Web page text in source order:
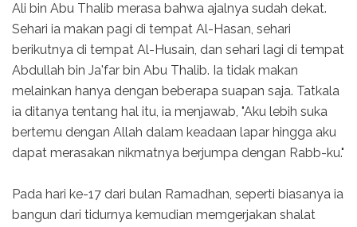
Ali bin Abu Thalib merasa bahwa ajalnya sudah dekat.
Sehari ia makan pagi di tempat Al-Hasan, sehari
berikutnya di tempat Al-Husain, dan sehari lagi di tempat
Abdullah bin Ja'far bin Abu Thalib. Ia tidak makan
melainkan hanya dengan beberapa suapan saja. Tatkala
ia ditanya tentang hal itu, ia menjawab, "Aku lebih suka
bertemu dengan Allah dalam keadaan lapar hingga aku
dapat merasakan nikmatnya berjumpa dengan Rabb-ku."
Pada hari ke-17 dari bulan Ramadhan, seperti biasanya ia
bangun dari tidurnya kemudian memgerjakan shalat